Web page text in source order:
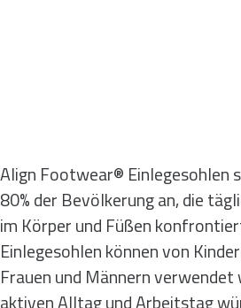
Align Footwear® Einlegesohlen
80% der Bevölkerung an, die
im Körper und Füßen
Einlegesohlen können von
Frauen und Männern verwendet
aktiven Alltag und Arbeitstag